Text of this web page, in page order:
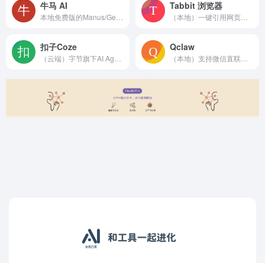
牛马 AI Tabbit 浏览器
扣子Coze Qclaw